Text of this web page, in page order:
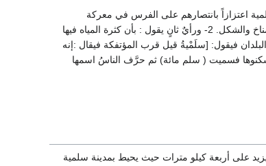
اليونانيون اسم سلاميس على سلمية اعتزازاً بانتصارهم على الفرس في معركة
سلاميس. أو أطلقوا على سلمية اسم سلاميس وهو اسم مدينة على بحر إيجة نظراً للتوافق بين المدينتين في المناخ والشكل. 2- ورأيٌ ثانٍ يقول : بأن كثرة المياه فيها
فيقول: [سلَمْيةُ قيل قرب المؤتفكة فيقال :إنه
فسميت ( سلم مائة) ثم حرَّف الناسُ اسمها
يزيد على أربعة كيلو مترات حيث يحيط بمدينة سلمية